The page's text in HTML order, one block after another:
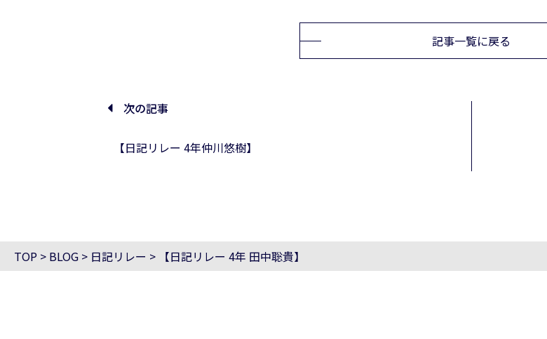
記事一覧に戻る
次の記事
【日記リレー 4年仲川悠樹】
TOP > BLOG > 日記リレー > 【日記リレー 4年 田中聡貴】